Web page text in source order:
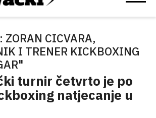
ZORAN CICVARA,
I TRENER KICKBOXING
turnir četvrto je po
natjecanje u